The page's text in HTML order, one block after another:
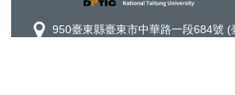
950臺東縣臺東市中華路一段684號 (